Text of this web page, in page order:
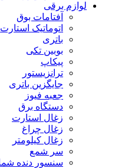
لوازم برقی
آفتامات بوق
اتوماتیک استارت
باتری
بوبین تکی
پیکاپ
ترانزیستور
جایگزین باتری
جعبه فیوز
دستگاه برق
زغال استارت
زغال چراغ
زغال کیلومتر
سر شمع
سنسور دنده